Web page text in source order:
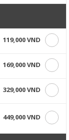
119,000 VND
169,000 VND
329,000 VND
449,000 VND